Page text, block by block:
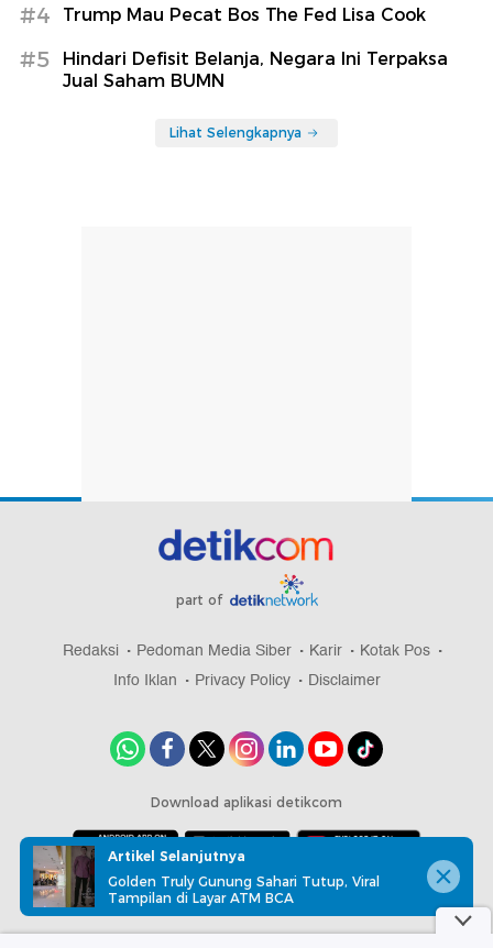
#4 Trump Mau Pecat Bos The Fed Lisa Cook
#5
Hindari Defisit Belanja, Negara Ini Terpaksa
Jual Saham BUMN
Lihat Selengkapnya
part of
Redaksi Pedoman Media Siber Karir
Kotak Pos
Info Iklan
Privacy Policy Disclaimer
Download aplikasi detikcom
Copyright @ 2026 detikcom, All right reserved
Artikel Selanjutnya
Golden Truly Gunung Sahari Tutup, Viral
Tampilan di Layar ATM BCA